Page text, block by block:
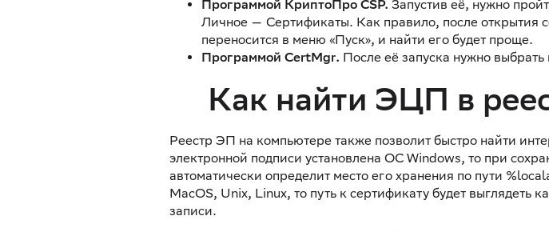
Программой КриптоПро CSP. Запустив её, нужно
Личное — Сертификаты. Как правило, после открытия
переносится в меню «Пуск», и найти его будет проще.
Программой CertMgr. После её запуска нужно
Как найти ЭЦП в
Реестр ЭП на компьютере также позволит быстро найти
электронной подписи установлена ОС Windows, то при
автоматически определит место его хранения по пути
MacOS, Unix, Linux, то путь к сертификату будет
записи.